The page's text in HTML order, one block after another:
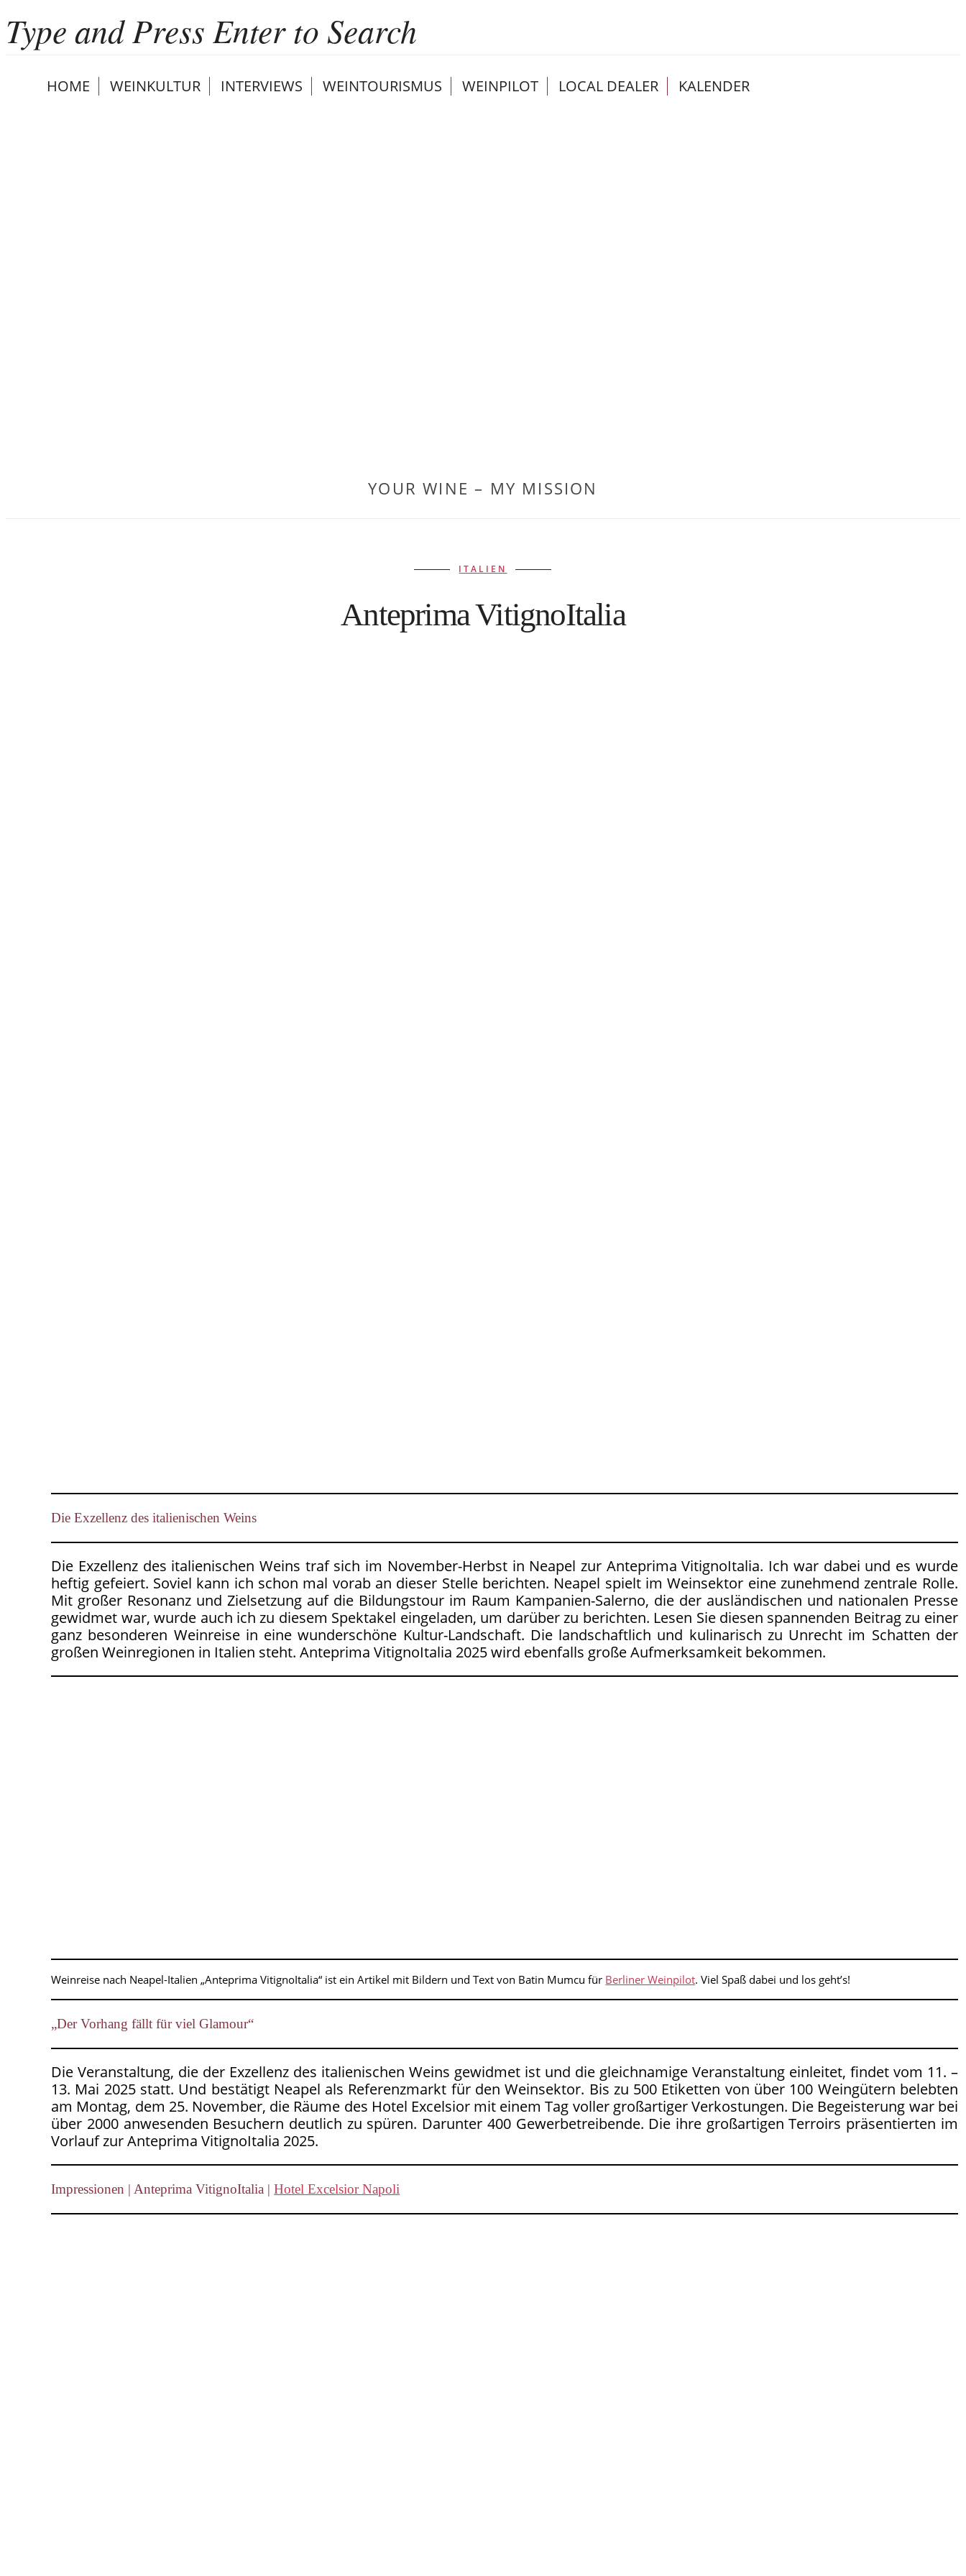
HOME WEINKULTUR INTERVIEWS WEINTOURISMUS WEINPILOT LOCAL DEALER KALENDER
YOUR WINE – MY MISSION
ITALIEN
Anteprima VitignoItalia
Die Exzellenz des italienischen Weins
Die Exzellenz des italienischen Weins traf sich im November-Herbst in Neapel zur Anteprima VitignoItalia. Ich war dabei und es wurde
heftig gefeiert. Soviel kann ich schon mal vorab an dieser Stelle berichten. Neapel spielt im Weinsektor eine zunehmend zentrale Rolle.
Mit großer Resonanz und Zielsetzung auf die Bildungstour im Raum Kampanien-Salerno, die der ausländischen und nationalen Presse
gewidmet war, wurde auch ich zu diesem Spektakel eingeladen, um darüber zu berichten. Lesen Sie diesen spannenden Beitrag zu einer
ganz besonderen Weinreise in eine wunderschöne Kultur-Landschaft. Die landschaftlich und kulinarisch zu Unrecht im Schatten der
großen Weinregionen in Italien steht. Anteprima VitignoItalia 2025 wird ebenfalls große Aufmerksamkeit bekommen.
Weinreise nach Neapel-Italien „Anteprima VitignoItalia“ ist ein Artikel mit Bildern und Text von Batin Mumcu für Berliner Weinpilot. Viel Spaß dabei und los geht’s!
„Der Vorhang fällt für viel Glamour“
Die Veranstaltung, die der Exzellenz des italienischen Weins gewidmet ist und die gleichnamige Veranstaltung einleitet, findet vom 11. –
13. Mai 2025 statt. Und bestätigt Neapel als Referenzmarkt für den Weinsektor. Bis zu 500 Etiketten von über 100 Weingütern belebten
am Montag, dem 25. November, die Räume des Hotel Excelsior mit einem Tag voller großartiger Verkostungen. Die Begeisterung war bei
über 2000 anwesenden Besuchern deutlich zu spüren. Darunter 400 Gewerbetreibende. Die ihre großartigen Terroirs präsentierten im
Vorlauf zur Anteprima VitignoItalia 2025.
Impressionen | Anteprima VitignoItalia |Hotel Excelsior Napoli